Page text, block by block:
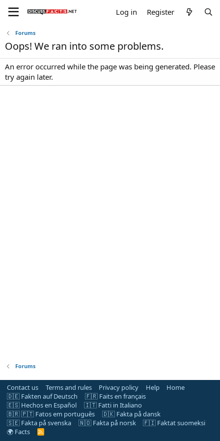
Log in Register
Forums
Oops! We ran into some problems.
An error occurred while the page was being generated. Please
try again later.
Forums
Contact us Terms and rules Privacy policy Help
Home
🇩🇪 Fakten auf Deutsch
🇫🇷 Faits en français
🇪🇸 Hechos en Español
🇮🇹 Fatti in Italiano
🇧🇷 🇵🇹 Fatos em português
🇩🇰 Fakta på dansk
🇸🇪 Fakta på svenska
🇳🇴 Fakta på norsk
🇫🇮 Faktat suomeksi
🌍 Facts
R